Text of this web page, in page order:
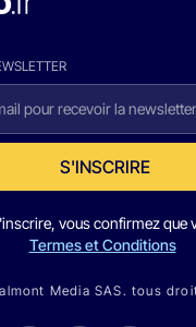
S'INSCRIRE
vous confirmez que
Termes et Conditions
Media SAS. tous